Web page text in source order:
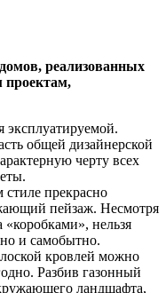
реализованных
проектам,
эксплуатируемой.
общей дизайнерской
черту всех
прекрасно
пейзаж. Несмотря
нельзя
и самобытно.
кровлей можно
Разбив газонный
ландшафта,